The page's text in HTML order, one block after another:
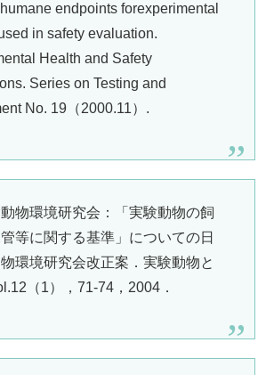
endpoints forexperimental
in safety evaluation.
Health and Safety
Series on Testing and
No. 19（2000.11）.
物環境研究会：「実験動物の飼
等に関する基準」についての日
環境研究会改正案．実験動物と
（1），71-74，2004．